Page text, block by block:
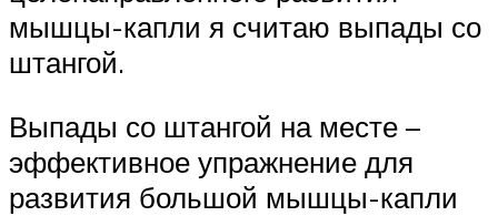
мышцы-капли я считаю выпады со
штангой.
Выпады со штангой на месте –
эффективное упражнение для
развития большой мышцы-капли